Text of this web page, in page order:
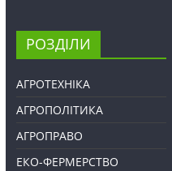
РОЗДІЛИ
АГРОТЕХНІКА
АГРОПОЛІТИКА
АГРОПРАВО
ЕКО-ФЕРМЕРСТВО